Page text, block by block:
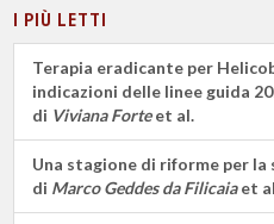
I PIÙ LETTI
Terapia eradicante per
indicazioni delle linee guida
di Viviana Forteet al.
Una stagione di riforme per la
di Marco Geddes da Filicaiaet